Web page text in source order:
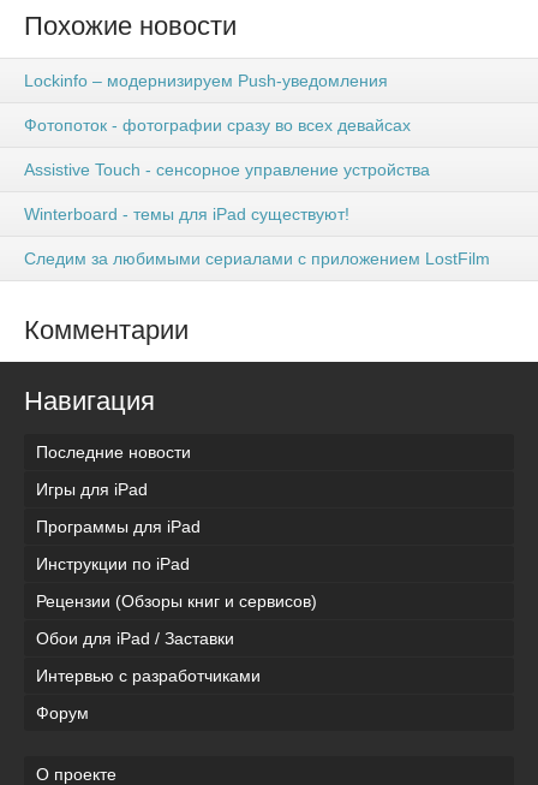
Похожие новости
Lockinfo – модернизируем Push-уведомления
Фотопоток - фотографии сразу во всех девайсах
Assistive Touch - сенсорное управление устройства
Winterboard - темы для iPad существуют!
Следим за любимыми сериалами с приложением LostFilm
Комментарии
Навигация
Последние новости
Игры для iPad
Программы для iPad
Инструкции по iPad
Рецензии (Обзоры книг и сервисов)
Обои для iPad / Заставки
Интервью с разработчиками
Форум
О проекте